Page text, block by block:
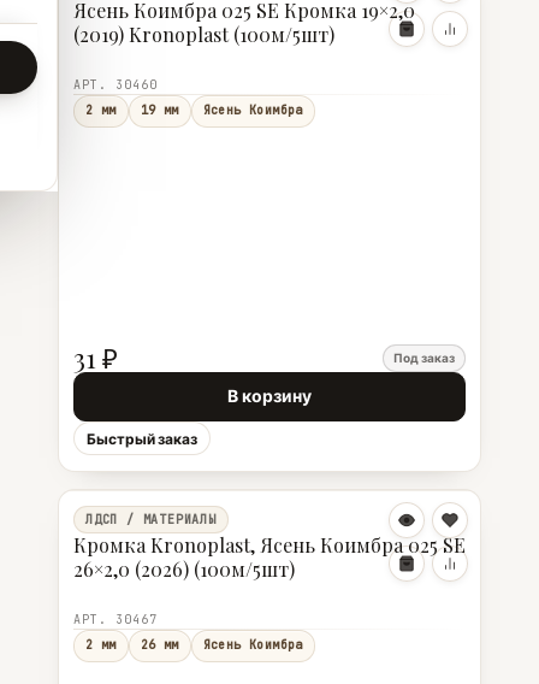
Ясень Коимбра 025 SE Кромка 19×2,0
(2019) Kronoplast (100м/5шт)
АРТ. 30460
2 мм
19 мм Ясень Коимбра
31 ₽ Под заказ
В корзину
Быстрый заказ
ЛДСП / МАТЕРИАЛЫ
Кромка Kronoplast, Ясень Коимбра 025 SE
26×2,0 (2026) (100м/5шт)
АРТ. 30467
2 мм
26 мм Ясень Коимбра